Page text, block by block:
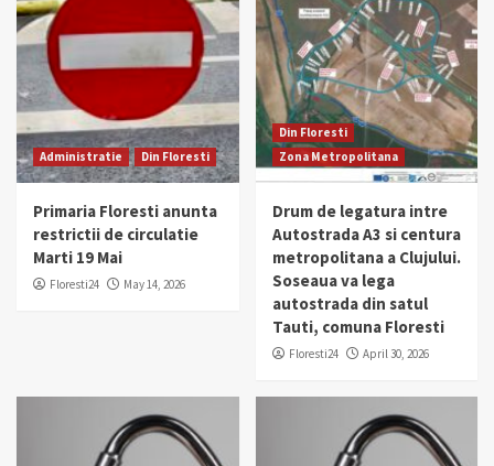
Administratie Din Floresti
Primaria Floresti anunta
restrictii de circulatie
Marti 19 Mai
Floresti24 May 14, 2026
Din Floresti
Zona Metropolitana
Drum de legatura intre
Autostrada A3 si centura
metropolitana a Clujului.
Soseaua va lega
autostrada din satul
Tauti, comuna Floresti
Floresti24 April 30, 2026